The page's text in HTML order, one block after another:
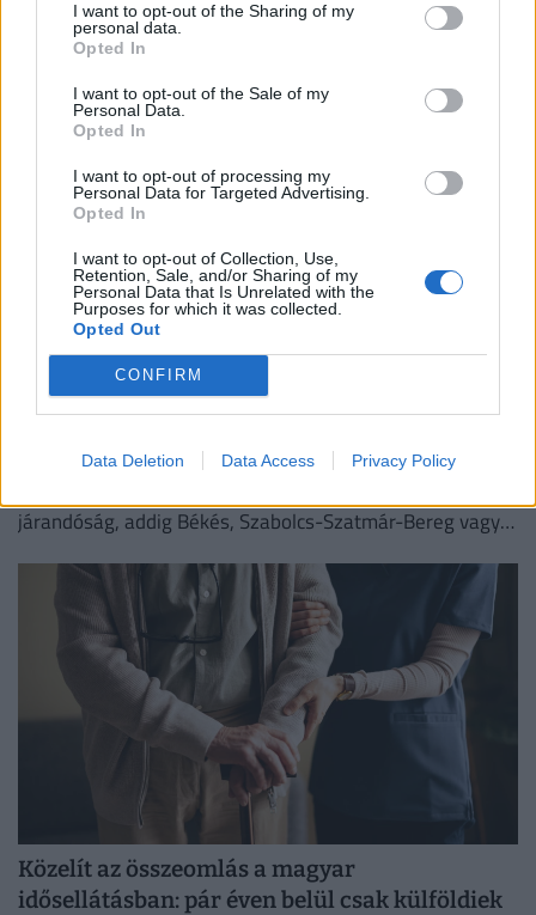
I want to opt-out of the Sharing of my
personal data.
Opted In
I want to opt-out of the Sale of my
Personal Data.
Opted In
I want to opt-out of processing my
Personal Data for Targeted Advertising.
Opted In
I want to opt-out of Collection, Use,
Retention, Sale, and/or Sharing of my
Personal Data that Is Unrelated with the
Purposes for which it was collected.
Opted Out
CONFIRM
Data Deletion Data Access Privacy Policy
Sokan éveken, akár évtizedeken keresztül gyűjtenek
pénzt önkéntes nyugdíjpénztárban, de kevesen tudják, mi
Tovább mélyül a nyugdíjszakadék: akár 80 ezer
forinttal kevesebbet is kaphatnak a magyar
idősek ebben a megyében a fővárosiaknál
járandóság, addig Békés, Szabolcs-Szatmár-Bereg vagy
Közelít az összeomlás a magyar
idősellátásban: pár éven belül csak külföldiek